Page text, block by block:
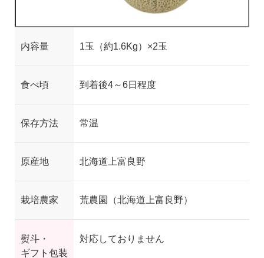
内容量 1玉（約1.6Kg） ×2玉
食べ頃 到着後4～6日程度
保存方法 常温
原産地 北海道上富良野
栽培農家 荒農園（北海道上富良野）
熨斗・
ギフト包装
対応しておりません